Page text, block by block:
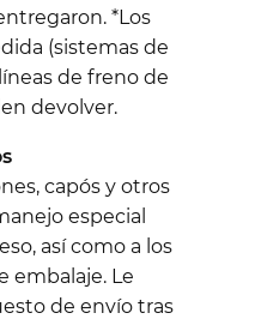
*Los
(sistemas de
de freno de
devolver.
capós y otros
especial
así como a los
embalaje. Le
de envío tras